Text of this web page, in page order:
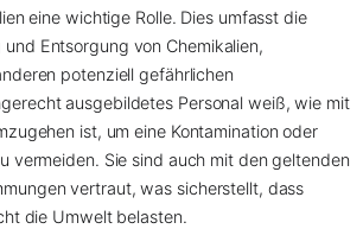
eine wichtige Rolle. Dies umfasst die
Entsorgung von Chemikalien,
potenziell gefährlichen
ausgebildetes Personal weiß, wie mit
ist, um eine Kontamination oder
vermeiden. Sie sind auch mit den geltenden
vertraut, was sicherstellt, dass
die Umwelt belasten.